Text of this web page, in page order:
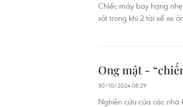
Chiếc máy bay hạng
sót trong khi 2 tài xế xe
Ong mật -
30/10/2024 08:29
Nghiên cứu của các